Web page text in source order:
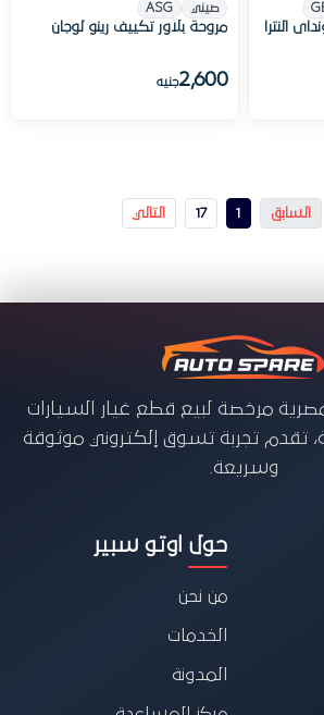
النترا
صيني ASG
مروحة بلاور تكييف رينو لوجان
2,600جنيه
السابق 1
17 التالي
مرخصة لبيع قطع غيار السيارات
تقدم تجربة تسوق إلكتروني موثوقة
وسريعة.
حول اوتو سبير
من نحن
الخدمات
المدونة